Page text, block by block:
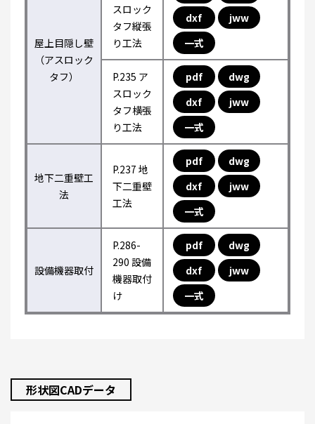
屋上目隠し壁
（アスロック
タフ）
スロック
タフ縦張
り工法
dxf
jww
一式
P.235 ア
スロック
タフ横張
り工法
pdf
dwg
dxf
jww
一式
地下二重壁工
法
P.237 地
下二重壁
工法
pdf
dwg
dxf
jww
一式
設備機器取付
P.286-
290 設備
機器取付
け
pdf
dwg
dxf
jww
一式
形状図CADデータ